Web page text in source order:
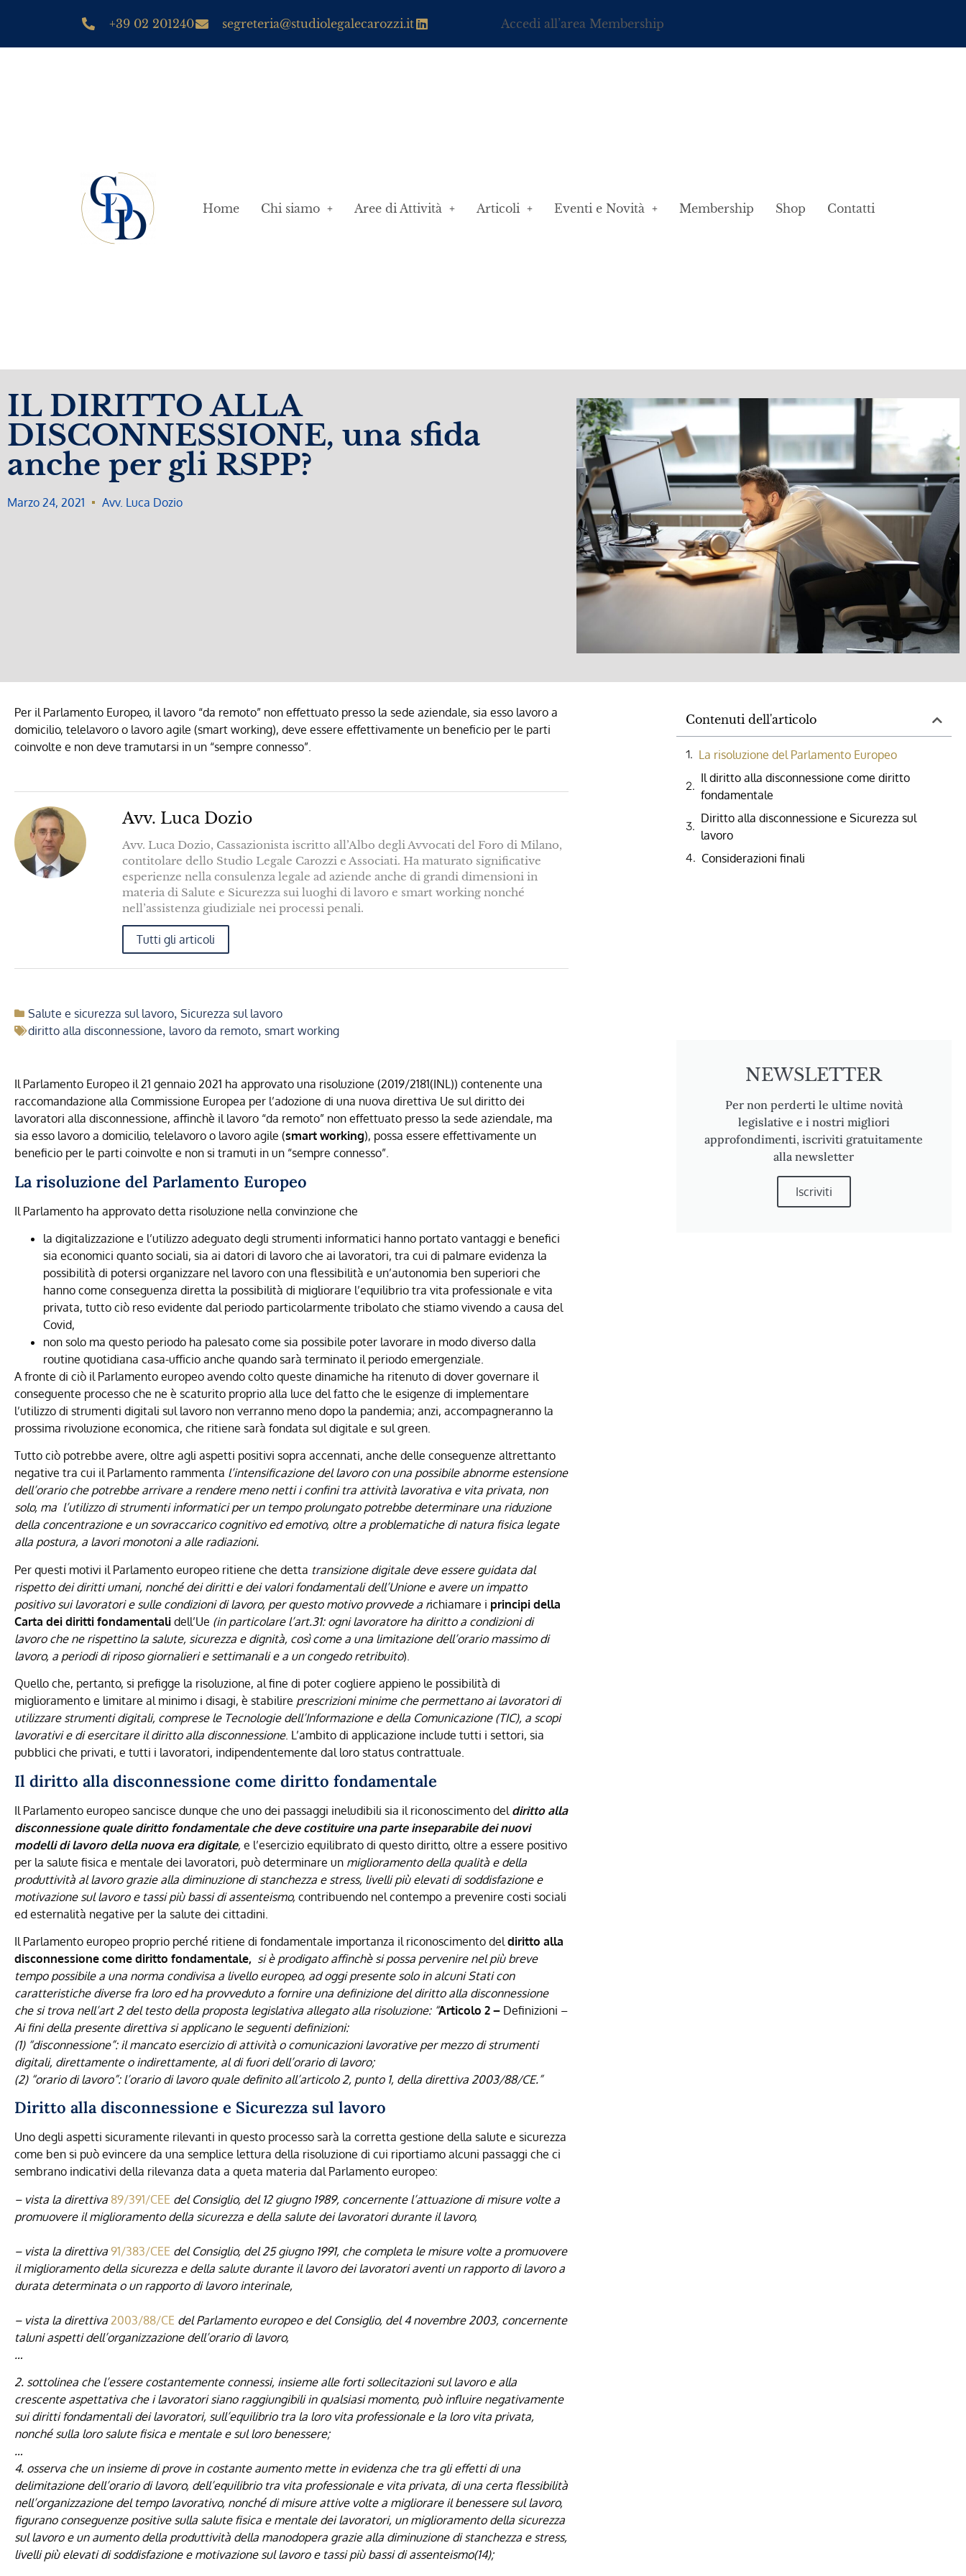
+39 02 201240 segreteria@studiolegalecarozzi.it Accedi all’area Membership
Home Chi siamo Aree di Attività Articoli Eventi e Novità Membership Shop Contatti
IL DIRITTO ALLA
DISCONNESSIONE, una sfida
anche per gli RSPP?
Marzo 24, 2021 Avv. Luca Dozio
Per il Parlamento Europeo, il lavoro “da remoto” non effettuato presso la sede aziendale, sia esso lavoro a
domicilio, telelavoro o lavoro agile (smart working), deve essere effettivamente un beneficio per le parti
coinvolte e non deve tramutarsi in un “sempre connesso”.
Avv. Luca Dozio
Avv. Luca Dozio, Cassazionista iscritto all’Albo degli Avvocati del Foro di Milano,
contitolare dello Studio Legale Carozzi e Associati. Ha maturato significative
esperienze nella consulenza legale ad aziende anche di grandi dimensioni in
materia di Salute e Sicurezza sui luoghi di lavoro e smart working nonché
nell’assistenza giudiziale nei processi penali.
Tutti gli articoli
Salute e sicurezza sul lavoro, Sicurezza sul lavoro
diritto alla disconnessione, lavoro da remoto, smart working
Il Parlamento Europeo il 21 gennaio 2021 ha approvato una risoluzione (2019/2181(INL)) contenente una
raccomandazione alla Commissione Europea per l’adozione di una nuova direttiva Ue sul diritto dei
lavoratori alla disconnessione, affinchè il lavoro “da remoto” non effettuato presso la sede aziendale, ma
sia esso lavoro a domicilio, telelavoro o lavoro agile (smart working), possa essere effettivamente un
beneficio per le parti coinvolte e non si tramuti in un “sempre connesso”.
La risoluzione del Parlamento Europeo
Il Parlamento ha approvato detta risoluzione nella convinzione che
la digitalizzazione e l’utilizzo adeguato degli strumenti informatici hanno portato vantaggi e benefici
sia economici quanto sociali, sia ai datori di lavoro che ai lavoratori, tra cui di palmare evidenza la
possibilità di potersi organizzare nel lavoro con una flessibilità e un’autonomia ben superiori che
hanno come conseguenza diretta la possibilità di migliorare l’equilibrio tra vita professionale e vita
privata, tutto ciò reso evidente dal periodo particolarmente tribolato che stiamo vivendo a causa del
Covid,
non solo ma questo periodo ha palesato come sia possibile poter lavorare in modo diverso dalla
routine quotidiana casa-ufficio anche quando sarà terminato il periodo emergenziale.
A fronte di ciò il Parlamento europeo avendo colto queste dinamiche ha ritenuto di dover governare il
conseguente processo che ne è scaturito proprio alla luce del fatto che le esigenze di implementare
l’utilizzo di strumenti digitali sul lavoro non verranno meno dopo la pandemia; anzi, accompagneranno la
prossima rivoluzione economica, che ritiene sarà fondata sul digitale e sul green.
Tutto ciò potrebbe avere, oltre agli aspetti positivi sopra accennati, anche delle conseguenze altrettanto
negative tra cui il Parlamento rammenta l’intensificazione del lavoro con una possibile abnorme estensione
dell’orario che potrebbe arrivare a rendere meno netti i confini tra attività lavorativa e vita privata, non
solo, ma l’utilizzo di strumenti informatici per un tempo prolungato potrebbe determinare una riduzione
della concentrazione e un sovraccarico cognitivo ed emotivo, oltre a problematiche di natura fisica legate
alla postura, a lavori monotoni a alle radiazioni.
Per questi motivi il Parlamento europeo ritiene che detta transizione digitale deve essere guidata dal
rispetto dei diritti umani, nonché dei diritti e dei valori fondamentali dell’Unione e avere un impatto
positivo sui lavoratori e sulle condizioni di lavoro, per questo motivo provvede a richiamare i principi della
Carta dei diritti fondamentali dell’Ue (in particolare l’art.31: ogni lavoratore ha diritto a condizioni di
lavoro che ne rispettino la salute, sicurezza e dignità, così come a una limitazione dell’orario massimo di
lavoro, a periodi di riposo giornalieri e settimanali e a un congedo retribuito).
Quello che, pertanto, si prefigge la risoluzione, al fine di poter cogliere appieno le possibilità di
miglioramento e limitare al minimo i disagi, è stabilire prescrizioni minime che permettano ai lavoratori di
utilizzare strumenti digitali, comprese le Tecnologie dell’Informazione e della Comunicazione (TIC), a scopi
lavorativi e di esercitare il diritto alla disconnessione. L’ambito di applicazione include tutti i settori, sia
pubblici che privati, e tutti i lavoratori, indipendentemente dal loro status contrattuale.
Il diritto alla disconnessione come diritto fondamentale
Il Parlamento europeo sancisce dunque che uno dei passaggi ineludibili sia il riconoscimento del diritto alla
disconnessione quale diritto fondamentale che deve costituire una parte inseparabile dei nuovi
modelli di lavoro della nuova era digitale, e l’esercizio equilibrato di questo diritto, oltre a essere positivo
per la salute fisica e mentale dei lavoratori, può determinare un miglioramento della qualità e della
produttività al lavoro grazie alla diminuzione di stanchezza e stress, livelli più elevati di soddisfazione e
motivazione sul lavoro e tassi più bassi di assenteismo, contribuendo nel contempo a prevenire costi sociali
ed esternalità negative per la salute dei cittadini.
Il Parlamento europeo proprio perché ritiene di fondamentale importanza il riconoscimento del diritto alla
disconnessione come diritto fondamentale, si è prodigato affinchè si possa pervenire nel più breve
tempo possibile a una norma condivisa a livello europeo, ad oggi presente solo in alcuni Stati con
caratteristiche diverse fra loro ed ha provveduto a fornire una definizione del diritto alla disconnessione
che si trova nell’art 2 del testo della proposta legislativa allegato alla risoluzione: “Articolo 2 – Definizioni –
Ai fini della presente direttiva si applicano le seguenti definizioni:
(1) “disconnessione”: il mancato esercizio di attività o comunicazioni lavorative per mezzo di strumenti
digitali, direttamente o indirettamente, al di fuori dell’orario di lavoro;
(2) “orario di lavoro”: l’orario di lavoro quale definito all’articolo 2, punto 1, della direttiva 2003/88/CE.”
Diritto alla disconnessione e Sicurezza sul lavoro
Uno degli aspetti sicuramente rilevanti in questo processo sarà la corretta gestione della salute e sicurezza
come ben si può evincere da una semplice lettura della risoluzione di cui riportiamo alcuni passaggi che ci
sembrano indicativi della rilevanza data a queta materia dal Parlamento europeo:
– vista la direttiva 89/391/CEE del Consiglio, del 12 giugno 1989, concernente l’attuazione di misure volte a
promuovere il miglioramento della sicurezza e della salute dei lavoratori durante il lavoro,
– vista la direttiva 91/383/CEE del Consiglio, del 25 giugno 1991, che completa le misure volte a promuovere
il miglioramento della sicurezza e della salute durante il lavoro dei lavoratori aventi un rapporto di lavoro a
durata determinata o un rapporto di lavoro interinale,
– vista la direttiva 2003/88/CE del Parlamento europeo e del Consiglio, del 4 novembre 2003, concernente
taluni aspetti dell’organizzazione dell’orario di lavoro,
…
2. sottolinea che l’essere costantemente connessi, insieme alle forti sollecitazioni sul lavoro e alla
crescente aspettativa che i lavoratori siano raggiungibili in qualsiasi momento, può influire negativamente
sui diritti fondamentali dei lavoratori, sull’equilibrio tra la loro vita professionale e la loro vita privata,
nonché sulla loro salute fisica e mentale e sul loro benessere;
…
4. osserva che un insieme di prove in costante aumento mette in evidenza che tra gli effetti di una
delimitazione dell’orario di lavoro, dell’equilibrio tra vita professionale e vita privata, di una certa flessibilità
nell’organizzazione del tempo lavorativo, nonché di misure attive volte a migliorare il benessere sul lavoro,
figurano conseguenze positive sulla salute fisica e mentale dei lavoratori, un miglioramento della sicurezza
sul lavoro e un aumento della produttività della manodopera grazie alla diminuzione di stanchezza e stress,
livelli più elevati di soddisfazione e motivazione sul lavoro e tassi più bassi di assenteismo(14);
Contenuti dell'articolo
La risoluzione del Parlamento Europeo
Il diritto alla disconnessione come diritto
fondamentale
Diritto alla disconnessione e Sicurezza sul
lavoro
Considerazioni finali
NEWSLETTER
Per non perderti le ultime novità
legislative e i nostri migliori
approfondimenti, iscriviti gratuitamente
alla newsletter
Iscriviti